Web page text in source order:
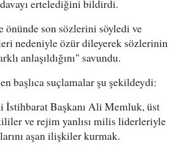
ertelediğini bildirdi.
önünde son sözlerini söyledi ve
nedeniyle özür dileyerek sözlerinin
anlaşıldığını" savundu.
başlıca suçlamalar şu şekildeydi:
İstihbarat Başkanı Ali Memluk, üst
ve rejim yanlısı milis liderleriyle
aşan ilişkiler kurmak.